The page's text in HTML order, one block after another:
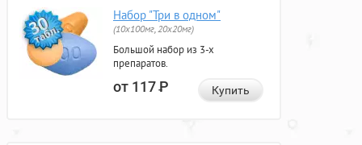
Набор "Три в одном"
(10x100мг, 20x20мг)
Большой набор из 3-х
препаратов.
от 117Р Купить